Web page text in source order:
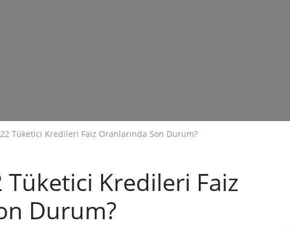
Tüketici Kredileri Faiz Oranlarında Son Durum?
Tüketici Kredileri Faiz
Durum?